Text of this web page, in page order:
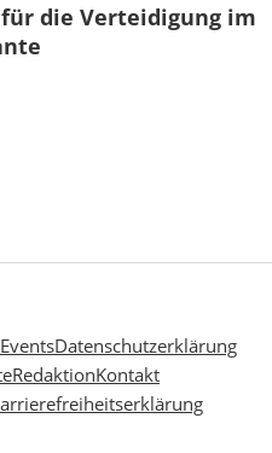
die Verteidigung im
Datenschutzerklärung
RedaktionKontakt